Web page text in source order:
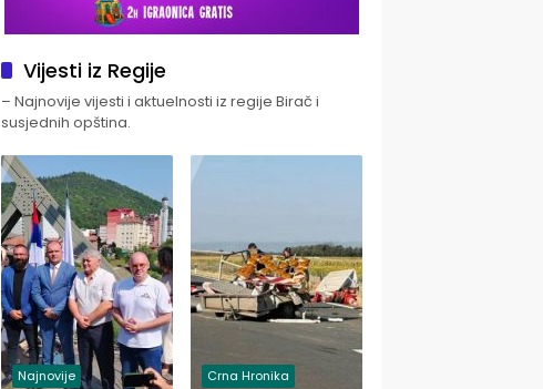
Vijesti iz Regije
– Najnovije vijesti i aktuelnosti iz regije Birač i
susjednih opština.
Najnovije Crna Hronika